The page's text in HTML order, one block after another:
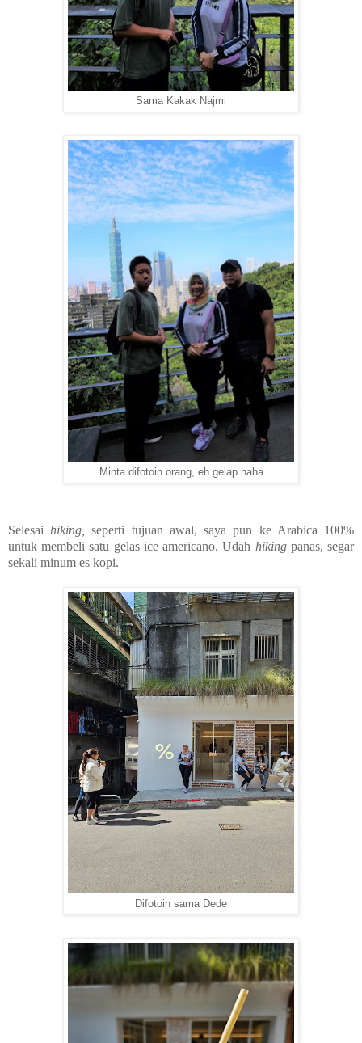
Sama Kakak Najmi
Minta difotoin orang, eh gelap haha
Selesaihiking,
seperti tujuan awal, saya pun ke Arabica 100%
untuk membeli satu gelas ice americano. Udah hikingpanas, segar
sekali minum es kopi.
Difotoin sama Dede